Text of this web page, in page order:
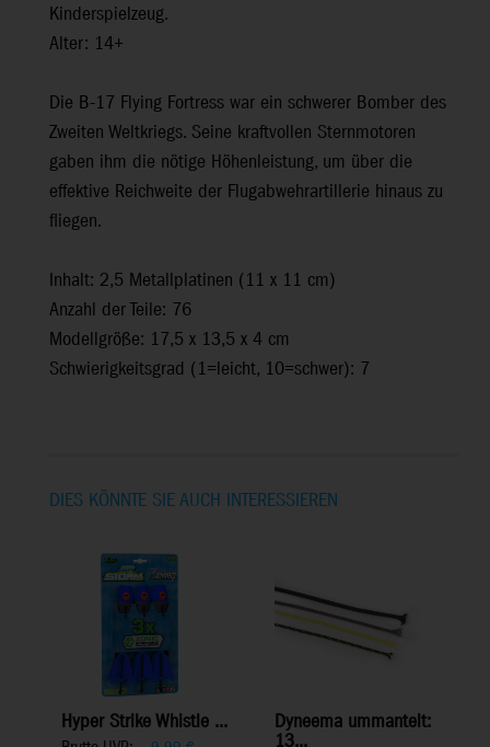
Kinderspielzeug.
Alter: 14+
Die B-17 Flying Fortress war ein schwerer Bomber des
Zweiten Weltkriegs. Seine kraftvollen Sternmotoren
gaben ihm die nötige Höhenleistung, um über die
effektive Reichweite der Flugabwehrartillerie hinaus zu
fliegen.
Inhalt: 2,5 Metallplatinen (11 x 11 cm)
Anzahl der Teile: 76
Modellgröße: 17,5 x 13,5 x 4 cm
Schwierigkeitsgrad (1=leicht, 10=schwer): 7
DIES KÖNNTE SIE AUCH INTERESSIEREN
Hyper Strike Whistle ... Dyneema ummantelt: